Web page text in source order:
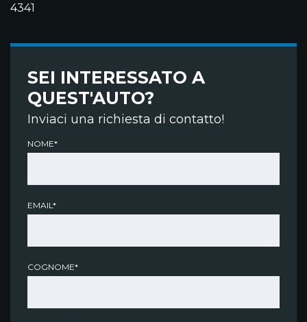
4341
SEI INTERESSATO A
QUEST'AUTO?
Inviaci una richiesta di contatto!
NOME*
EMAIL*
COGNOME*